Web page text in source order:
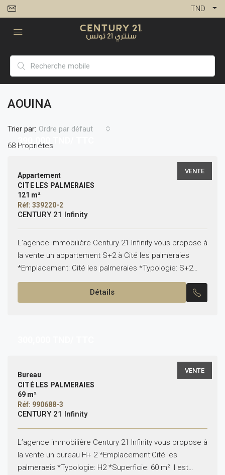
TND
AOUINA
68 Propriétés
Trier par: Ordre par défaut
VENTE
390,000
Appartement
CITÉ LES PALMERAIES
121 m²
Réf: 339220-2
CENTURY 21 Infinity
L’agence immobilière Century 21 Infinity vous propose à
la vente un appartement S+2 à Cité les palmeraies
*Emplacement: Cité les palmeraies *Typologie: S+2
*État: vide Il est composé de: -Un salon, une...
Détails
VENTE
Bureau
CITÉ LES PALMERAIES
69 m²
Réf: 990688-3
CENTURY 21 Infinity
L’agence immobilière Century 21 Infinity vous propose à
la vente un bureau H+ 2 *Emplacement:Cité les
palmeraeis *Typologie: H2 *Superficie: 60 m² Il est